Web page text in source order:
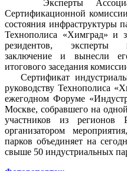
Эксперты
Сертификационной
состояния инфраструктуры
Технополиса «Химград» и
резидентов, эксперты
заключение и вынесли
итогового заседания
Сертификат
руководству Технополиса
ежегодном Форуме
Москве, собравшего на
участников из регионов
организатором
парков объединяет на
свыше 50 индустриальных